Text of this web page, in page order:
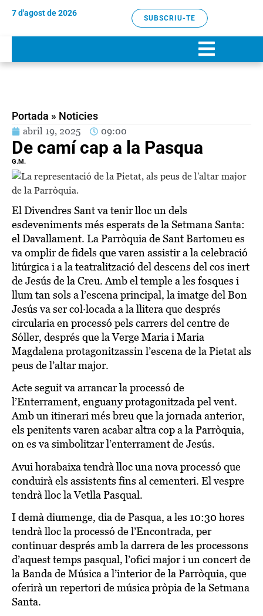
7 d'agost de 2026
SUBSCRIU-TE
Portada » Noticies
abril 19, 2025 09:00
De camí cap a la Pasqua
G.M.
El Divendres Sant va tenir lloc un dels
esdeveniments més esperats de la Setmana Santa:
el Davallament. La Parròquia de Sant Bartomeu es
va omplir de fidels que varen assistir a la celebració
litúrgica i a la teatralització del descens del cos inert
de Jesús de la Creu. Amb el temple a les fosques i
llum tan sols a l’escena principal, la imatge del Bon
Jesús va ser col·locada a la llitera que després
circularia en processó pels carrers del centre de
Sóller, després que la Verge Maria i Maria
Magdalena protagonitzassin l’escena de la Pietat als
peus de l’altar major.
Acte seguit va arrancar la processó de
l’Enterrament, enguany protagonitzada pel vent.
Amb un itinerari més breu que la jornada anterior,
els penitents varen acabar altra cop a la Parròquia,
on es va simbolitzar l’enterrament de Jesús.
Avui horabaixa tendrà lloc una nova processó que
conduirà els assistents fins al cementeri. El vespre
tendrà lloc la Vetlla Pasqual.
I demà diumenge, dia de Pasqua, a les 10:30 hores
tendrà lloc la processó de l’Encontrada, per
continuar després amb la darrera de les processons
d’aquest temps pasqual, l’ofici major i un concert de
la Banda de Música a l’interior de la Parròquia, que
oferirà un repertori de música pròpia de la Setmana
Santa.